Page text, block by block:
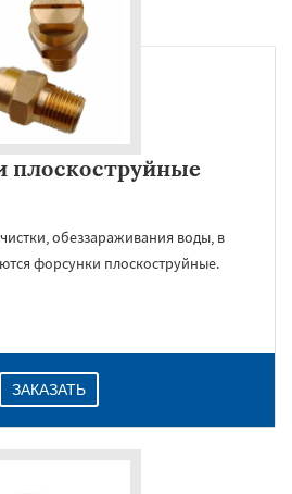
плоскоструйные
обеззараживания воды, в
форсунки плоскоструйные.
ЗАКАЗАТЬ